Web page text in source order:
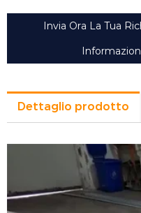
Invia Ora La Tua
Dettaglio prodotto
Nome del prodotto
rotante a
Diametro del
giradischi
2300 mm